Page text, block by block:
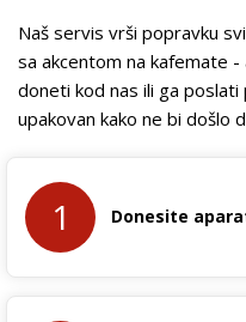
Naš servis vrši popravku
sa akcentom na kafemate
doneti kod nas ili ga
upakovan kako ne bi došlo
1 Donesite